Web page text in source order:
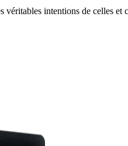
intentions de celles et